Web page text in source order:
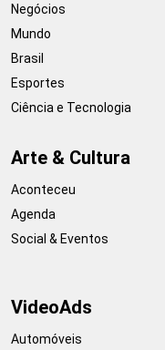
Negócios
Mundo
Brasil
Esportes
Ciência e Tecnologia
Arte & Cultura
Aconteceu
Agenda
Social & Eventos
VideoAds
Automóveis